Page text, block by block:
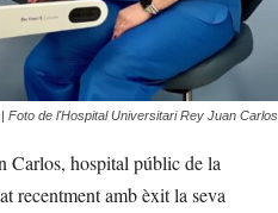
Foto de l'Hospital Universitari Rey Juan Carlos
Carlos, hospital públic de la
recentment amb èxit la seva